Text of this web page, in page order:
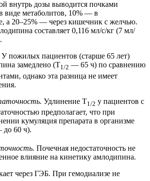
внутрь дозы выводится почками
виде метаболитов, 10% — в
а 20–25% — через кишечник с желчью.
составляет 0,116 мл/с/кг (7 мл/
У пожилых пациентов (старше 65 лет)
замедлено (T1/2 — 65 ч) по сравнению
однако эта разница не имеет
Удлинение T1/2 у пациентов с
предполагает, что при
кумуляция препарата в организме
60 ч).
Почечная недостаточность не
влияние на кинетику амлодипина.
через ГЭБ. При гемодиализе не